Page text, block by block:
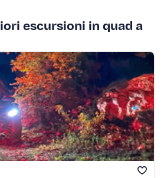
escursioni in quad a